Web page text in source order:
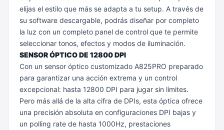
elijas el estilo que más se adapta a tu setup. A través de
su software descargable, podrás diseñar por completo
la luz con un completo panel de control que te permite
seleccionar tonos, efectos y modos de iluminación.
SENSOR ÓPTICO DE 12800 DPI
Con un sensor óptico customizado A825PRO preparado
para garantizar una acción extrema y un control
excepcional: hasta 12800 DPI para jugar sin límites.
Pero más allá de la alta cifra de DPIs, esta óptica ofrece
una precisión absoluta en configuraciones DPI bajas y
un polling rate de hasta 1000Hz, prestaciones